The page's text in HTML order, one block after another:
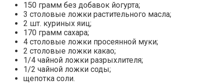
150 грамм без добавок йогурта;
3 столовые ложки растительного масла;
2 шт. куриных яиц;
170 грамм сахара;
4 столовые ложки просеянной муки;
2 столовые ложки какао;
1/4 чайной ложки разрыхлителя;
1/2 чайной ложки соды;
щепотка соли.